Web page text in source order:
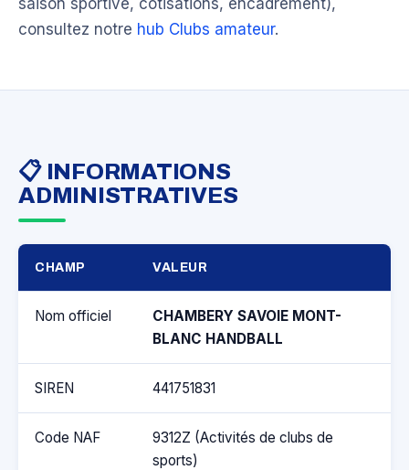
saison sportive, cotisations, encadrement),
consultez notre hub Clubs amateur.
📋 INFORMATIONS
ADMINISTRATIVES
CHAMP VALEUR
Nom officiel
CHAMBERY SAVOIE MONT-
BLANC HANDBALL
SIREN 441751831
Code NAF
9312Z (Activités de clubs de
sports)